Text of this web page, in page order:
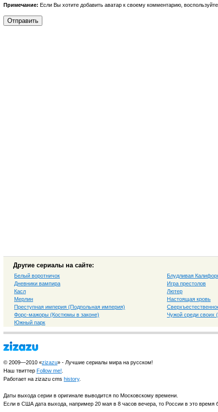
Примечание: Если Вы хотите добавить аватар к своему комментарию,
Другие сериалы на сайте:
Белый воротничок
Блудливая
Дневники вампира
Игра престолов
Касл
Лютер
Мерлин
Настоящая кровь
Преступная империя (Подпольная империя)
Форс-мажоры (Костюмы в законе)
Чужой среди своих
Южный парк
© 2009—2010 «zizazu» - Лучшие сериалы мира на русском!
Наш твиттер Follow me!
Работает на zizazu cms history.
Даты выхода серии в оригинале выводится по Московскому времени.
Если в США дата выхода, например 20 мая в 8 часов вечера, то России в это время